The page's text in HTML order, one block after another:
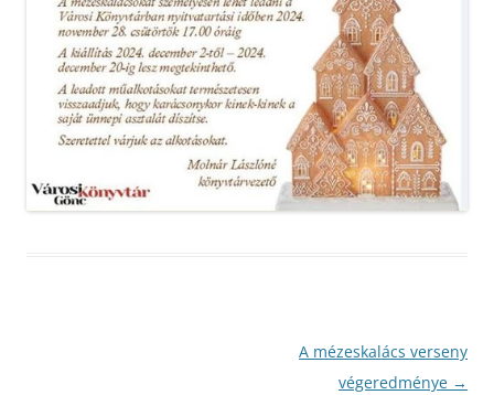
A mézeskalács verseny
végeredménye →